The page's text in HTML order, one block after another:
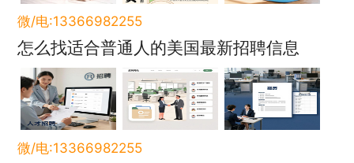
微/电:13366982255
怎么找适合普通人的美国最新招聘信息
微/电:13366982255